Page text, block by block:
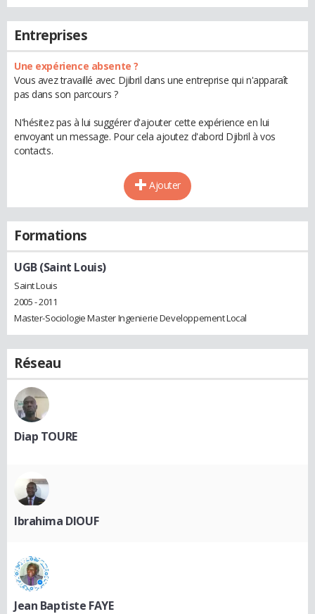
Entreprises
Une expérience absente ?
Vous avez travaillé avec Djibril dans une entreprise qui n'apparaît
pas dans son parcours ?
N'hésitez pas à lui suggérer d'ajouter cette expérience en lui
envoyant un message. Pour cela ajoutez d'abord Djibril à vos
contacts.
Ajouter
Formations
UGB (Saint Louis)
Saint Louis
2005 - 2011
Master-Sociologie Master Ingenierie Developpement Local
Réseau
Diap TOURE
Ibrahima DIOUF
Jean Baptiste FAYE